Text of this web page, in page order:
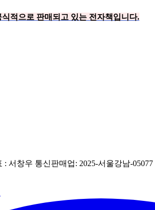
적으로 판매되고 있는 전자책입니다.
: 서창우 통신판매업: 2025-서울강남-05077